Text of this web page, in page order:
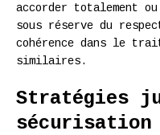
accorder totalement
sous réserve du
cohérence dans le
similaires.
Stratégies